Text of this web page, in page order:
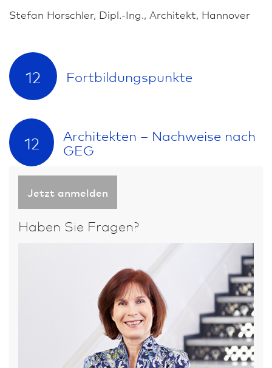
Stefan Horschler, Dipl.-Ing., Architekt, Hannover
12 Fort­bildungs­punkte
12
Architekten – Nachweise nach
GEG
Jetzt anmelden
Haben Sie Fragen?